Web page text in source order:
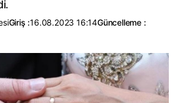
Giriş :16.08.2023 16:14Güncelleme :